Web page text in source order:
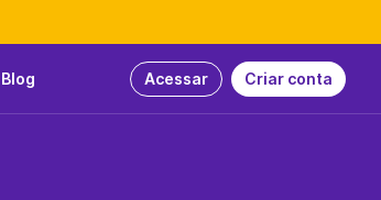
Blog Acessar Criar conta